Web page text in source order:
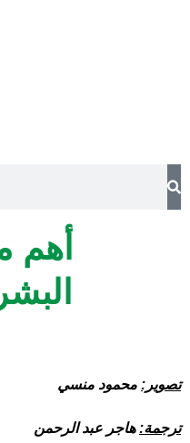
أهم
تصوير: محمود منسي
ترجمة: هاجر عبد الرحمن